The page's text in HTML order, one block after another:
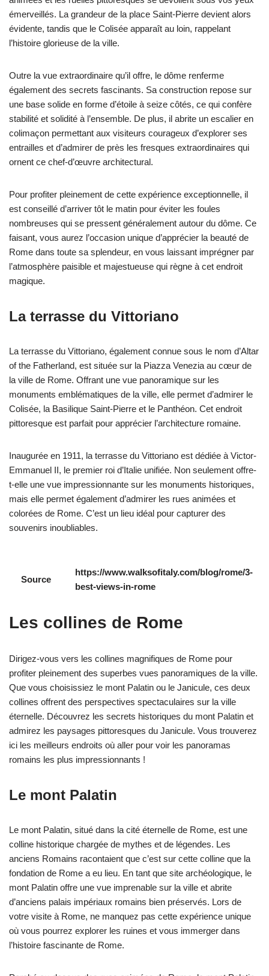
émerveillés. La grandeur de la place Saint-Pierre devient alors
évidente, tandis que le Colisée apparaît au loin, rappelant
l’histoire glorieuse de la ville.
Outre la vue extraordinaire qu’il offre, le dôme renferme
également des secrets fascinants. Sa construction repose sur
une base solide en forme d’étoile à seize côtés, ce qui confère
stabilité et solidité à l’ensemble. De plus, il abrite un escalier en
colimaçon permettant aux visiteurs courageux d’explorer ses
entrailles et d’admirer de près les fresques extraordinaires qui
ornent ce chef-d’œuvre architectural.
Pour profiter pleinement de cette expérience exceptionnelle, il
est conseillé d’arriver tôt le matin pour éviter les foules
nombreuses qui se pressent généralement autour du dôme. Ce
faisant, vous aurez l’occasion unique d’apprécier la beauté de
Rome dans toute sa splendeur, en vous laissant imprégner par
l’atmosphère paisible et majestueuse qui règne à cet endroit
magique.
La terrasse du Vittoriano
La terrasse du Vittoriano, également connue sous le nom d’Altar
of the Fatherland, est située sur la Piazza Venezia au cœur de
la ville de Rome. Offrant une vue panoramique sur les
monuments emblématiques de la ville, elle permet d’admirer le
Colisée, la Basilique Saint-Pierre et le Panthéon. Cet endroit
pittoresque est parfait pour apprécier l’architecture romaine.
Inaugurée en 1911, la terrasse du Vittoriano est dédiée à Victor-
Emmanuel II, le premier roi d’Italie unifiée. Non seulement offre-
t-elle une vue impressionnante sur les monuments historiques,
mais elle permet également d’admirer les rues animées et
colorées de Rome. C’est un lieu idéal pour capturer des
souvenirs inoubliables.
Source
https://www.walksofitaly.com/blog/rome/3-
best-views-in-rome
Les collines de Rome
Dirigez-vous vers les collines magnifiques de Rome pour
profiter pleinement des superbes vues panoramiques de la ville.
Que vous choisissiez le mont Palatin ou le Janicule, ces deux
collines offrent des perspectives spectaculaires sur la ville
éternelle. Découvrez les secrets historiques du mont Palatin et
admirez les paysages pittoresques du Janicule. Vous trouverez
ici les meilleurs endroits où aller pour voir les panoramas
romains les plus impressionnants !
Le mont Palatin
Le mont Palatin, situé dans la cité éternelle de Rome, est une
colline historique chargée de mythes et de légendes. Les
anciens Romains racontaient que c’est sur cette colline que la
fondation de Rome a eu lieu. En tant que site archéologique, le
mont Palatin offre une vue imprenable sur la ville et abrite
d’anciens palais impériaux romains bien préservés. Lors de
votre visite à Rome, ne manquez pas cette expérience unique
où vous pourrez explorer les ruines et vous immerger dans
l’histoire fascinante de Rome.